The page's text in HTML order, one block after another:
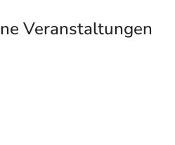
Veranstaltungen